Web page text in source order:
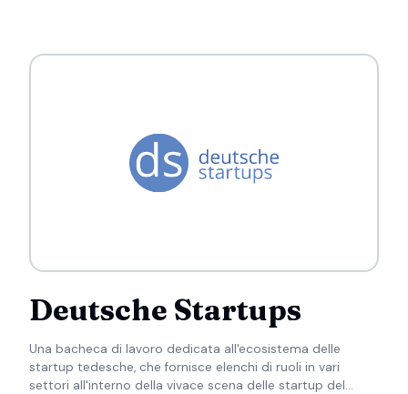
Deutsche Startups
Una bacheca di lavoro dedicata all'ecosistema delle
startup tedesche, che fornisce elenchi di ruoli in vari
settori all'interno della vivace scena delle startup del